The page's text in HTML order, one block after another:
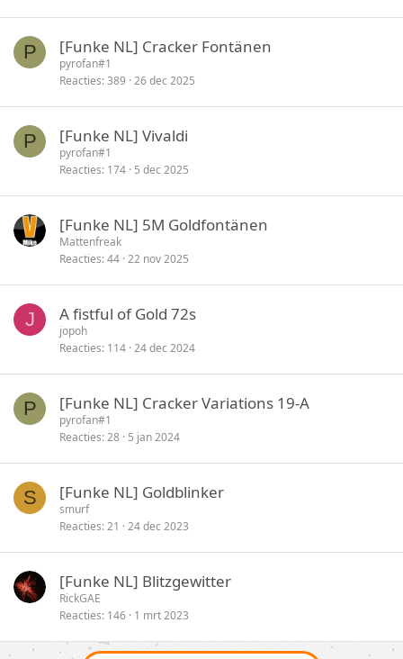
P [Funke NL] Cracker Fontänen
pyrofan#1
Reacties 389 26 dec 2025
P [Funke NL] Vivaldi
pyrofan#1
Reacties 174 5 dec 2025
[Funke NL] 5M Goldfontänen
Mattenfreak
Reacties 44 22 nov 2025
J A fistful of Gold 72s
jopoh
Reacties 114 24 dec 2024
P [Funke NL] Cracker Variations 19-A
pyrofan#1
Reacties 28 5 jan 2024
S [Funke NL] Goldblinker
smurf
Reacties 21 24 dec 2023
[Funke NL] Blitzgewitter
RickGAE
Reacties 146 1 mrt 2023